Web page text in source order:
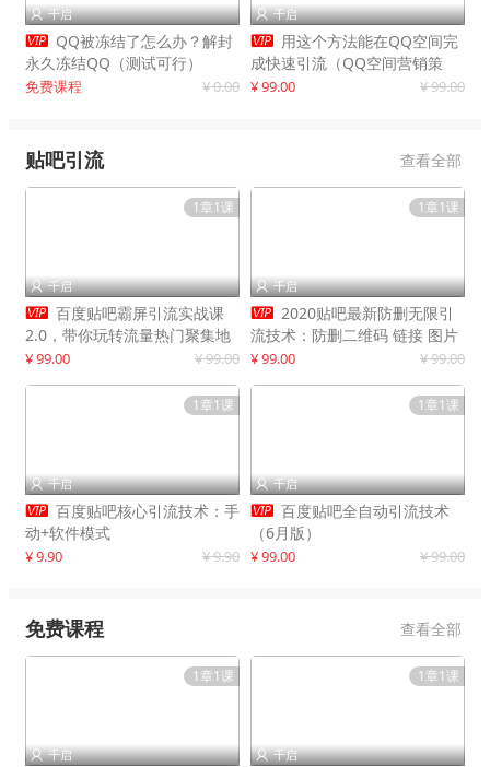
 千启
 QQ被冻结了怎么办？解封
永久冻结QQ（测试可行）
免费课程 ¥ 0.00
 千启
 用这个方法能在QQ空间完
成快速引流（QQ空间营销策
略）
¥ 99.00 ¥ 99.00
贴吧引流 查看全部
1章1课
 千启
 百度贴吧霸屏引流实战课
2.0，带你玩转流量热门聚集地
¥ 99.00 ¥ 99.00
1章1课
 千启
 2020贴吧最新防删无限引
流技术：防删二维码 链接 图片
制作
¥ 99.00 ¥ 99.00
1章1课
 千启
 百度贴吧核心引流技术：手
动+软件模式
¥ 9.90 ¥ 9.90
1章1课
 千启
 百度贴吧全自动引流技术
（6月版）
¥ 99.00 ¥ 99.00
免费课程 查看全部
1章1课
 千启
1章1课
 千启